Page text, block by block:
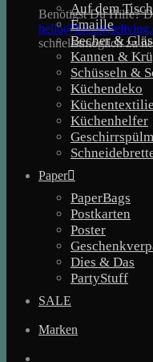
Benötigst Du Hilfe?
schnellstmöglich zu
Auf dem Tisch
Emaille
Becher &
Kannen &
Schüsseln &
Küchendeko
Küchenhelfer
Paper
PaperBags
Postkarten
Poster
Dies & Das
PartyStuff
SALE
Marken